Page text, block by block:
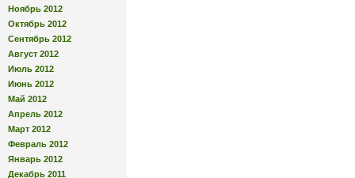
Ноябрь 2012
Октябрь 2012
Сентябрь 2012
Август 2012
Июль 2012
Июнь 2012
Май 2012
Апрель 2012
Март 2012
Февраль 2012
Январь 2012
Декабрь 2011